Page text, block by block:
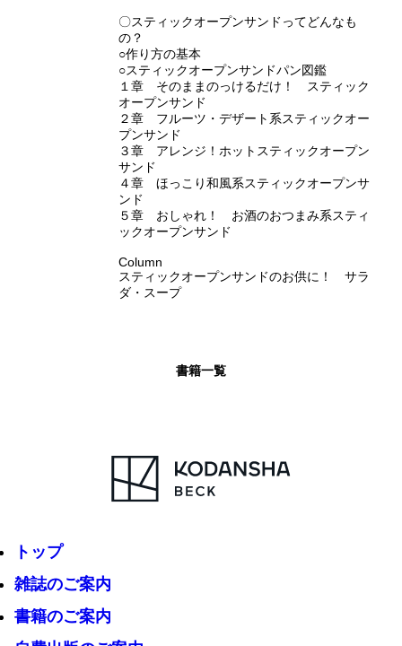
〇スティックオープンサンドってどんなも
の？
○作り方の基本
○スティックオープンサンドパン図鑑
１章 そのままのっけるだけ！ スティック
オープンサンド
２章 フルーツ・デザート系スティックオー
プンサンド
３章 アレンジ！ホットスティックオープン
サンド
４章 ほっこり和風系スティックオープンサ
ンド
５章 おしゃれ！ お酒のおつまみ系スティ
ックオープンサンド
Column
スティックオープンサンドのお供に！ サラ
ダ・スープ
書籍一覧
トップ
雑誌のご案内
書籍のご案内